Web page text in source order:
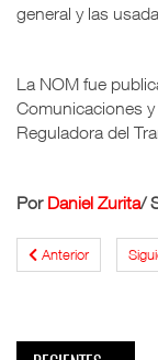
general y las
La NOM fue
Comunicaciones y
Reguladora del
Por Daniel Zurita/
Anterior